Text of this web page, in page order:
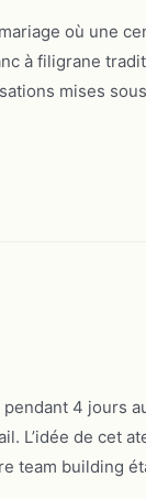
où une
à filigrane
mises
4 jours
L’idée de cet
team building